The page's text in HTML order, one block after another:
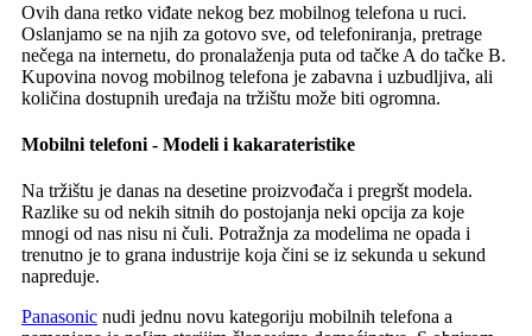
Ovih dana retko viđate nekog bez mobilnog telefona u ruci.
Oslanjamo se na njih za gotovo sve, od telefoniranja, pretrage
nečega na internetu, do pronalaženja puta od tačke A do tačke B.
Kupovina novog mobilnog telefona je zabavna i uzbudljiva, ali
količina dostupnih uređaja na tržištu može biti ogromna.
Mobilni telefoni - Modeli i kakarateristike
Na tržištu je danas na desetine proizvođača i pregršt modela.
Razlike su od nekih sitnih do postojanja neki opcija za koje
mnogi od nas nisu ni čuli. Potražnja za modelima ne opada i
trenutno je to grana industrije koja čini se iz sekunda u sekund
napreduje.
Panasonic nudi jednu novu kategoriju mobilnih telefona a